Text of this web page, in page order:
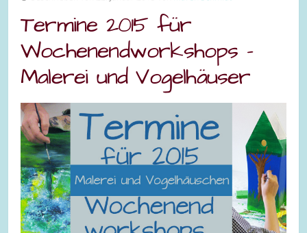
Termine 2015 für
Wochenendworkshops –
Malerei und Vogelhäuser